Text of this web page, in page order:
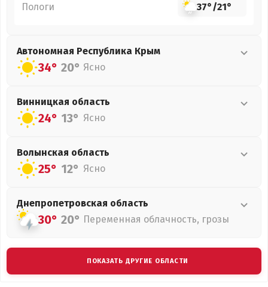
Пологи 37°/21°
Автономная Республика Крым
34° 20° Ясно
Винницкая область
24° 13° Ясно
Волынская область
25° 12° Ясно
Днепропетровская область
30° 20° Переменная облачность, грозы
ПОКАЗАТЬ ДРУГИЕ ОБЛАСТИ